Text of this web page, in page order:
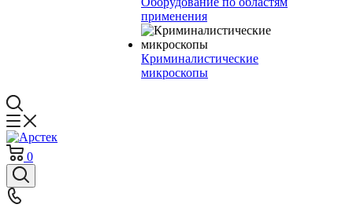
применения
Криминалистические
микроскопы
0